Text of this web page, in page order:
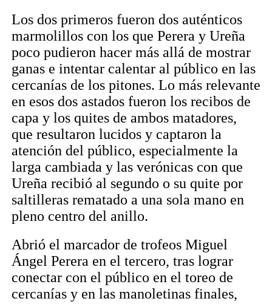
Los dos primeros fueron dos auténticos
marmolillos con los que Perera y Ureña
poco pudieron hacer más allá de mostrar
ganas e intentar calentar al público en las
cercanías de los pitones. Lo más relevante
en esos dos astados fueron los recibos de
capa y los quites de ambos matadores,
que resultaron lucidos y captaron la
atención del público, especialmente la
larga cambiada y las verónicas con que
Ureña recibió al segundo o su quite por
saltilleras rematado a una sola mano en
pleno centro del anillo.
Abrió el marcador de trofeos Miguel
Ángel Perera en el tercero, tras lograr
conectar con el público en el toreo de
cercanías y en las manoletinas finales,